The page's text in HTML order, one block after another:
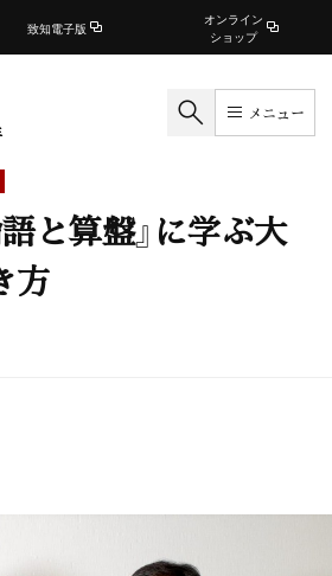
致知電子版
オンライン
ショップ
メニュー
と算盤』に学ぶ大
方